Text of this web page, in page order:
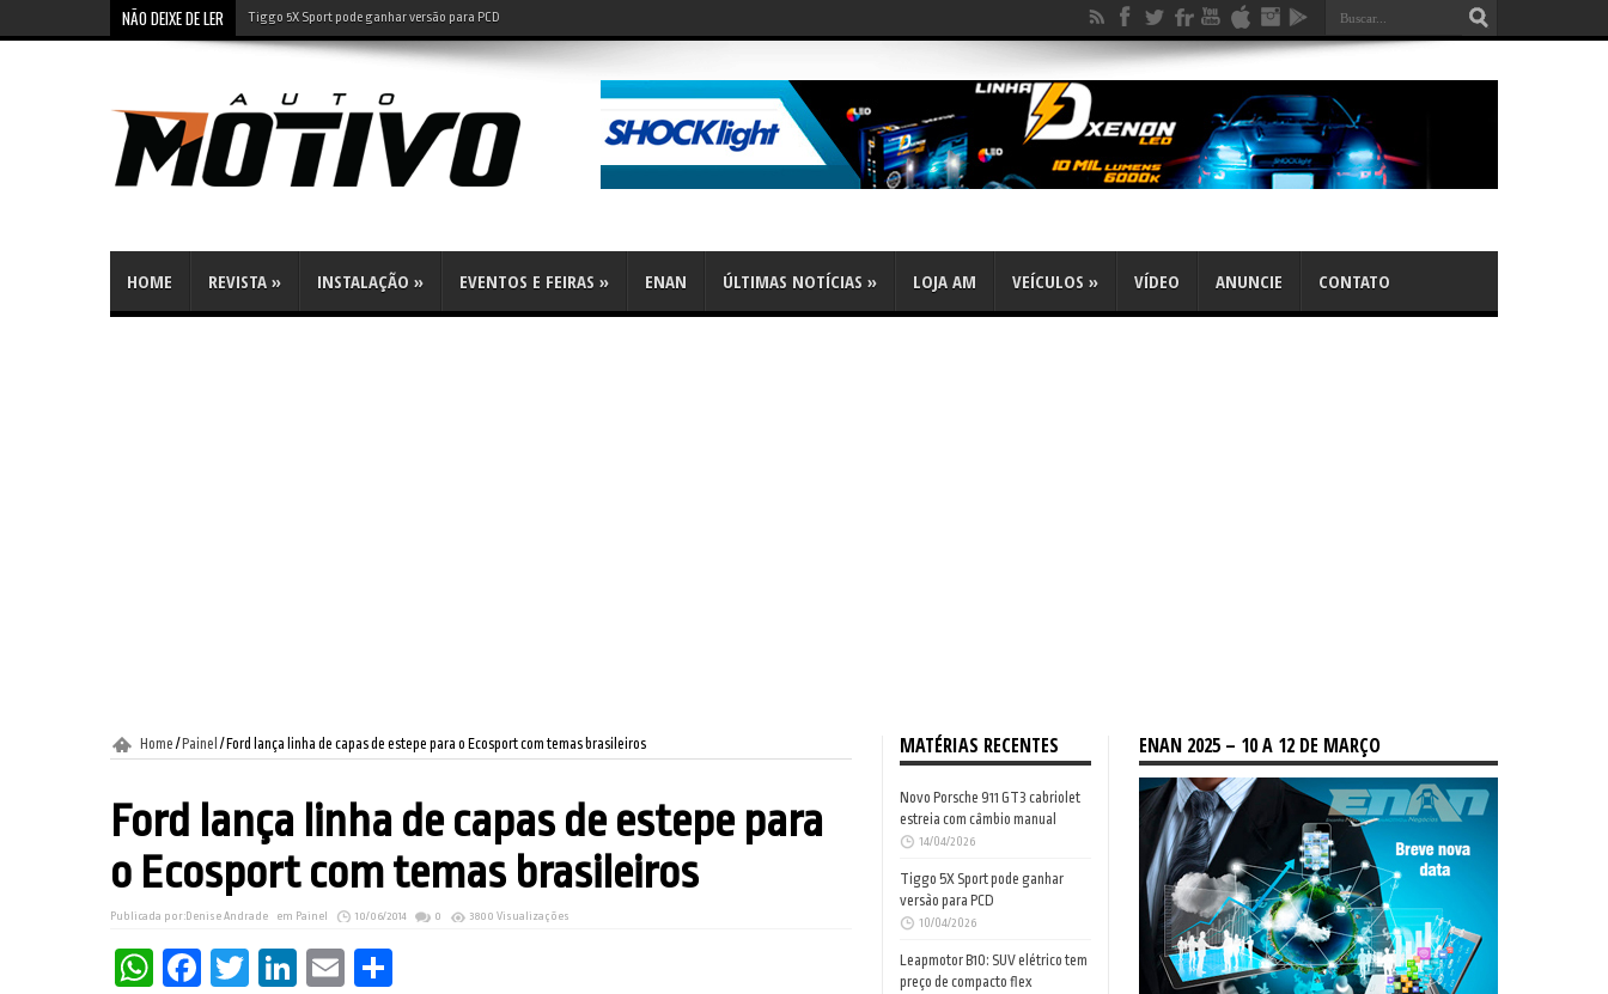
NÃO DEIXE DE LER Leapmotor B10: SUV elétrico tem preço de compacto flex
HOME REVISTA » INSTALAÇÃO » EVENTOS E FEIRAS » ENAN ÚLTIMAS NOTÍCIAS » LOJA AM VEÍCULOS » VÍDEO ANUNCIE CONTATO
Home / Painel / Ford lança linha de capas de estepe para o Ecosport com temas brasileiros
Ford lança linha de capas de estepe para
o Ecosport com temas brasileiros
Publicada por: Denise Andrade em Painel 10/06/2014 0 3800 Visualizações
WhatsApp
Facebook
Twitter
LinkedIn
Email
MATÉRIAS RECENTES
Novo Porsche 911 GT3 cabriolet
estreia com câmbio manual
14/04/2026
Tiggo 5X Sport pode ganhar
versão para PCD
10/04/2026
Leapmotor B10: SUV elétrico tem
preço de compacto flex
ENAN 2025 – 10 A 12 DE MARÇO